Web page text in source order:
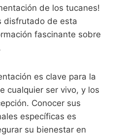
de los tucanes!
disfrutado de esta
fascinante sobre
es clave para la
cualquier ser vivo, y los
Conocer sus
específicas es
su bienestar en